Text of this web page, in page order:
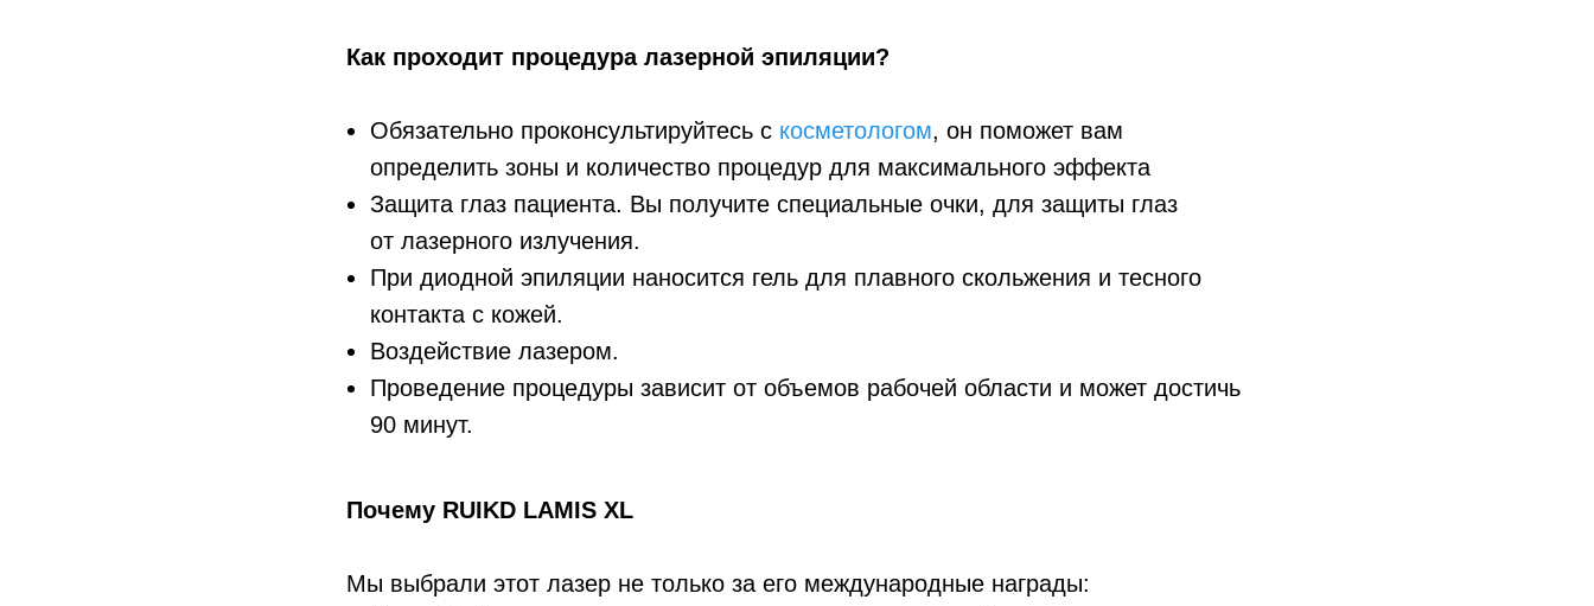
Как проходит процедура лазерной эпиляции?
Обязательно проконсультируйтесь с косметологом, он поможет вам
определить зоны и количество процедур для максимального эффекта
Защита глаз пациента. Вы получите специальные очки, для защиты глаз
от лазерного излучения.
При диодной эпиляции наносится гель для плавного скольжения и тесного
контакта с кожей.
Воздействие лазером.
Проведение процедуры зависит от объемов рабочей области и может достичь
90 минут.
Почему RUIKD LAMIS XL
Мы выбрали этот лазер не только за его международные награды: